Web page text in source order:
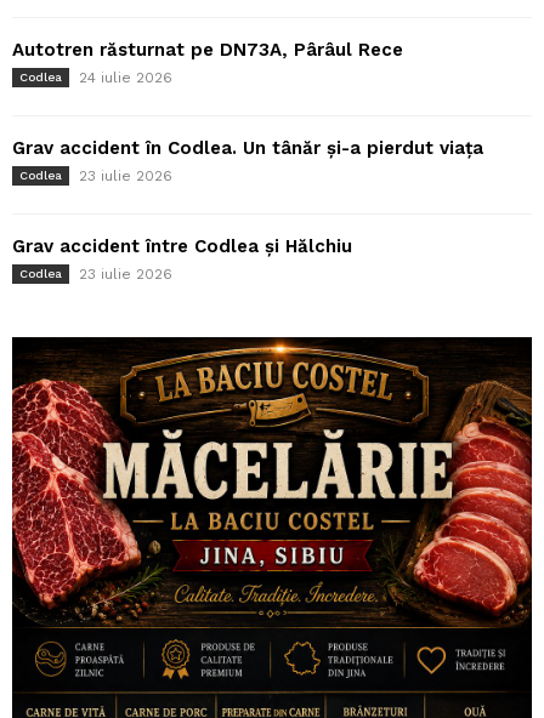
Autotren răsturnat pe DN73A, Pârâul Rece
Codlea 24 iulie 2026
Grav accident în Codlea. Un tânăr și-a pierdut viața
Codlea 23 iulie 2026
Grav accident între Codlea și Hălchiu
Codlea 23 iulie 2026